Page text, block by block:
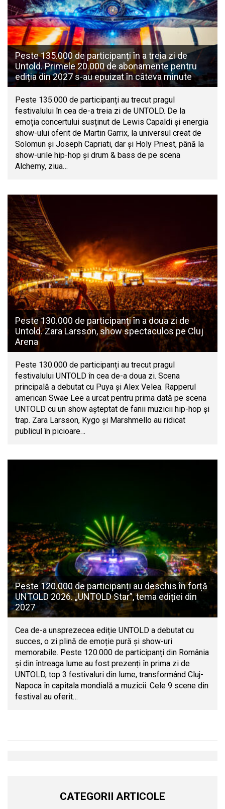
Peste 135.000 de participanți în a treia zi de
Untold. Primele 20.000 de abonamente pentru
ediția din 2027 s-au epuizat în câteva minute
Peste 135.000 de participanți au trecut pragul
festivalului în cea de-a treia zi de UNTOLD. De la
emoția concertului susținut de Lewis Capaldi și energia
show-ului oferit de Martin Garrix, la universul creat de
Solomun și Joseph Capriati, dar și Holy Priest, până la
show-urile hip-hop și drum & bass de pe scena
Alchemy, ziua…
Peste 130.000 de participanți în a doua zi de
Untold. Zara Larsson, show spectaculos pe Cluj
Arena
Peste 130.000 de participanți au trecut pragul
festivalului UNTOLD în cea de-a doua zi. Scena
principală a debutat cu Puya și Alex Velea. Rapperul
american Swae Lee a urcat pentru prima dată pe scena
UNTOLD cu un show așteptat de fanii muzicii hip-hop și
trap. Zara Larsson, Kygo și Marshmello au ridicat
publicul în picioare…
Peste 120.000 de participanți au deschis în forță
UNTOLD 2026. „UNTOLD Star”, tema ediției din
2027
Cea de-a unsprezecea ediție UNTOLD a debutat cu
succes, o zi plină de emoție pură și show-uri
memorabile. Peste 120.000 de participanți din România
și din întreaga lume au fost prezenți în prima zi de
UNTOLD, top 3 festivaluri din lume, transformând Cluj-
Napoca în capitala mondială a muzicii. Cele 9 scene din
festival au oferit…
CATEGORII ARTICOLE